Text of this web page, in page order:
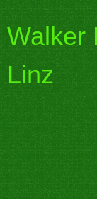
Walker
Linz